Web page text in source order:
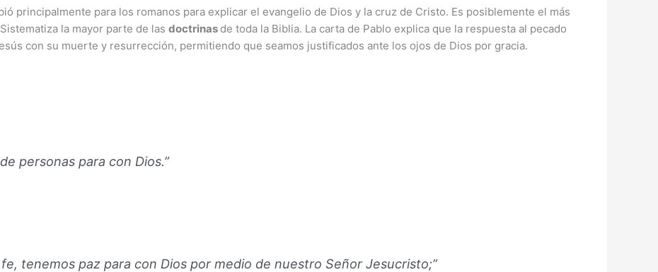
principalmente para los romanos para explicar el evangelio de Dios y la cruz de Cristo. Es posiblemente el más
la mayor parte de las doctrinas de toda la Biblia. La carta de Pablo explica que la respuesta al pecado
con su muerte y resurrección, permitiendo que seamos justificados ante los ojos de Dios por gracia.
personas para con Dios.”
tenemos paz para con Dios por medio de nuestro Señor Jesucristo;”